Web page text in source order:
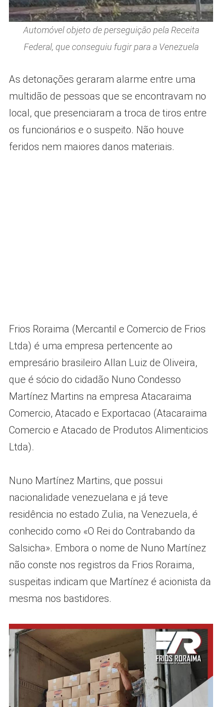
Automóvel objeto de perseguição pela Receita
Federal, que conseguiu fugir para a Venezuela
As detonações geraram alarme entre uma
multidão de pessoas que se encontravam no
local, que presenciaram a troca de tiros entre
os funcionários e o suspeito. Não houve
feridos nem maiores danos materiais.
Frios Roraima (Mercantil e Comercio de Frios
Ltda) é uma empresa pertencente ao
empresário brasileiro Allan Luiz de Oliveira,
que é sócio do cidadão Nuno Condesso
Martínez Martins na empresa Atacaraima
Comercio, Atacado e Exportacao (Atacaraima
Comercio e Atacado de Produtos Alimenticios
Ltda).
Nuno Martínez Martins, que possui
nacionalidade venezuelana e já teve
residência no estado Zulia, na Venezuela, é
conhecido como «O Rei do Contrabando da
Salsicha». Embora o nome de Nuno Martínez
não conste nos registros da Frios Roraima,
suspeitas indicam que Martínez é acionista da
mesma nos bastidores.